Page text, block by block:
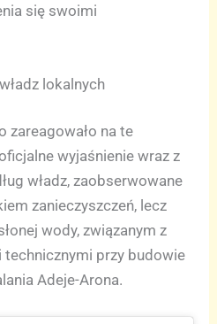
się swoimi
lokalnych
zareagowało na te
wyjaśnienie wraz z
władz, zaobserwowane
zanieczyszczeń, lecz
wody, związanym z
przy budowie
Adeje-Arona.